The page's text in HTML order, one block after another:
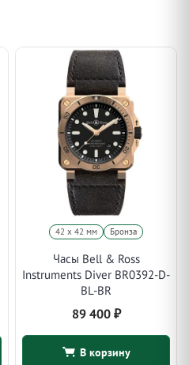
42 х 42 мм Бронза
Часы Bell & Ross
Instruments Diver BR0392-D-
BL-BR
89 400 ₽
В корзину